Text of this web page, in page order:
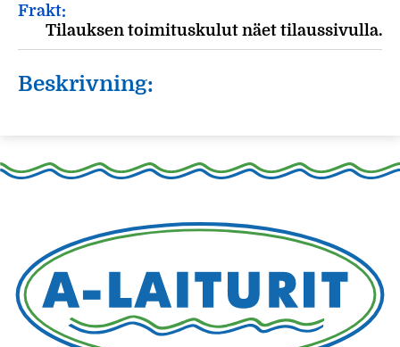
Frakt:
Tilauksen toimituskulut näet tilaussivulla.
Beskrivning: